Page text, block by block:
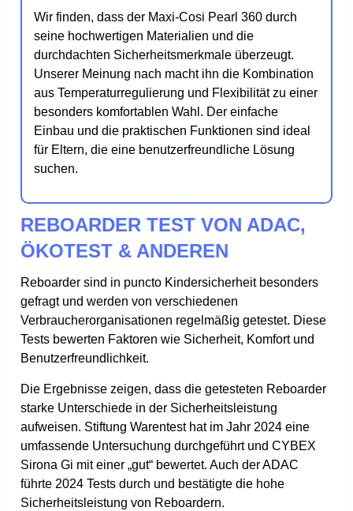
Wir finden, dass der Maxi-Cosi Pearl 360 durch
seine hochwertigen Materialien und die
durchdachten Sicherheitsmerkmale überzeugt.
Unserer Meinung nach macht ihn die Kombination
aus Temperaturregulierung und Flexibilität zu einer
besonders komfortablen Wahl. Der einfache
Einbau und die praktischen Funktionen sind ideal
für Eltern, die eine benutzerfreundliche Lösung
suchen.
REBOARDER TEST VON ADAC,
ÖKOTEST & ANDEREN
Reboarder sind in puncto Kindersicherheit besonders
gefragt und werden von verschiedenen
Verbraucherorganisationen regelmäßig getestet. Diese
Tests bewerten Faktoren wie Sicherheit, Komfort und
Benutzerfreundlichkeit.
Die Ergebnisse zeigen, dass die getesteten Reboarder
starke Unterschiede in der Sicherheitsleistung
aufweisen. Stiftung Warentest hat im Jahr 2024 eine
umfassende Untersuchung durchgeführt und CYBEX
Sirona Gi mit einer „gut“ bewertet. Auch der ADAC
führte 2024 Tests durch und bestätigte die hohe
Sicherheitsleistung von Reboardern.